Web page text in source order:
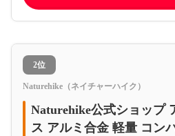
2位
Naturehike（ネイチャーハイク）
Naturehike公式ショップ
ス アルミ合金 軽量 コン